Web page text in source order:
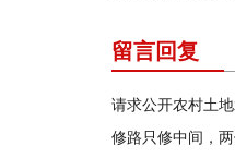
留言回复
请求公开农村土
修路只修中间，